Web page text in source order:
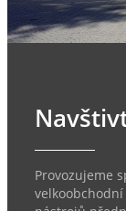
Provozujeme